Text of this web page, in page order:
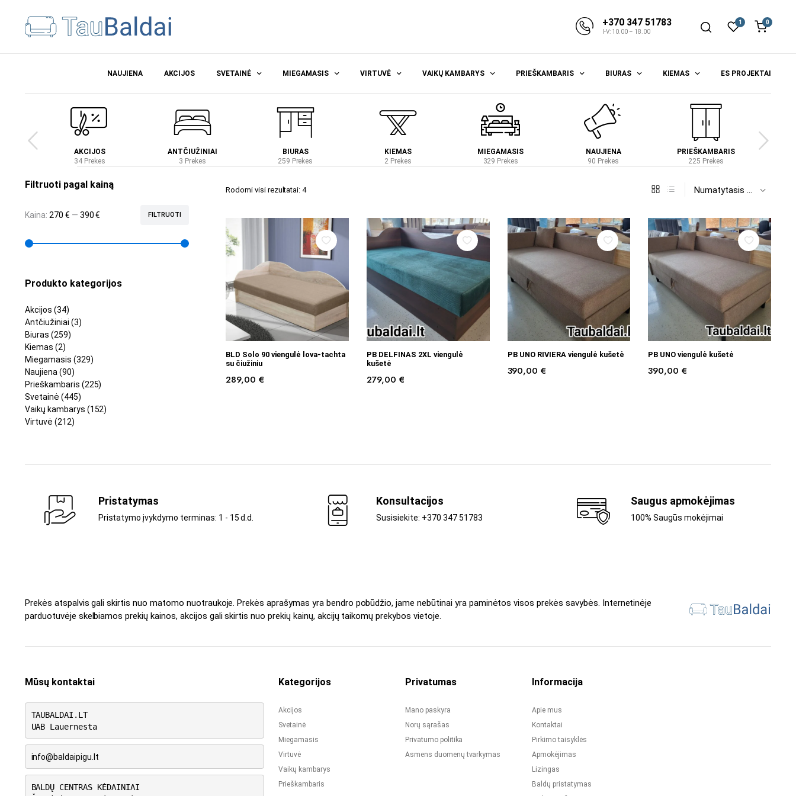
+370 347 51783
I-V: 10.00 – 18.00
1 0
NAUJIENA AKCIJOS SVETAINĖ MIEGAMASIS VIRTUVĖ VAIKŲ KAMBARYS PRIEŠKAMBARIS BIURAS KIEMAS ES PROJEKTAI
AKCIJOS
34 Prekes
ANTČIUŽINIAI
3 Prekes
BIURAS
259 Prekes
KIEMAS
2 Prekes
MIEGAMASIS
329 Prekes
NAUJIENA
90 Prekes
PRIEŠKAMBARIS
225 Prekes
Rodomi visi rezultatai: 4
PASIRINKTI SAVYBES
BLD Solo 90 viengulė lova-tachta
su čiužiniu
289,00 €
Į KREPŠELĮ
PB DELFINAS 2XL viengulė
kušetė
279,00 €
PASIRINKTI SAVYBES
PB UNO RIVIERA viengulė kušetė
390,00€
Į KREPŠELĮ
PB UNO viengulė kušetė
390,00€
Filtruoti pagal kainą
FILTRUOTI
Kaina: 270 € — 390 €
Produkto kategorijos
Akcijos (34)
Antčiužiniai (3)
Biuras (259)
Kiemas (2)
Miegamasis (329)
Naujiena (90)
Prieškambaris (225)
Svetainė (445)
Vaikų kambarys (152)
Virtuvė (212)
Pristatymas
Pristatymo įvykdymo terminas: 1 - 15 d.d.
Konsultacijos
Susisiekite: +370 347 51783
Saugus apmokėjimas
100% Saugūs mokėjimai
Prekės atspalvis gali skirtis nuo matomo nuotraukoje. Prekės aprašymas yra bendro pobūdžio, jame nebūtinai yra paminėtos visos prekės savybės. Internetinėje
parduotuvėje skelbiamos prekių kainos, akcijos gali skirtis nuo prekių kainų, akcijų taikomų prekybos vietoje.
Mūsų kontaktai
TAUBALDAI.LT
UAB Lauernesta
info@baldaipigu.lt
BALDŲ CENTRAS KĖDAINIAI
Kategorijos
Akcijos
Svetainė
Miegamasis
Virtuvė
Vaikų kambarys
Prieškambaris
Privatumas
Mano paskyra
Norų sąrašas
Privatumo politika
Asmens duomenų tvarkymas
Informacija
Apie mus
Kontaktai
Pirkimo taisyklės
Apmokėjimas
Lizingas
Baldų pristatymas